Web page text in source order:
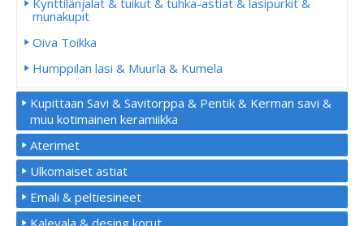
Kynttilänjalat & tuikut & tuhka-astiat & lasipurkit &
munakupit
Oiva Toikka
Humppilan lasi & Muurla & Kumela
Kupittaan Savi & Savitorppa & Pentik & Kerman savi &
muu kotimainen keramiikka
Aterimet
Ulkomaiset astiat
Emali & peltiesineet
Kalevala & desing korut.